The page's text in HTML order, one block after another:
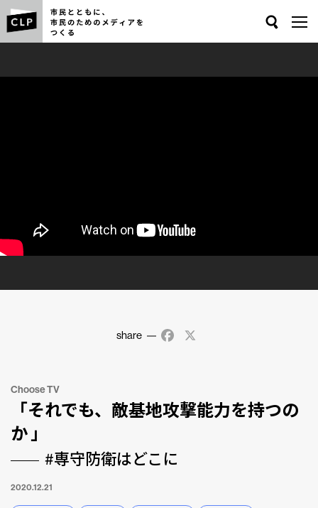
share Facebook
Choose TV
「それでも、敵基地攻撃能力を持つの
か 」
#専守防衛はどこに
2020.12.21